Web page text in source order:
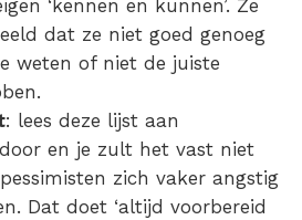
‘kennen en kunnen’. Ze
dat ze niet goed genoeg
weten of niet de juiste
: lees deze lijst aan
en je zult het vast niet
zich vaker angstig
Dat doet ‘altijd voorbereid